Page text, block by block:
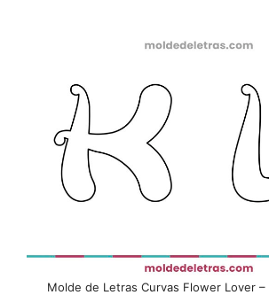
Molde de Letras Curvas Flower Lover –